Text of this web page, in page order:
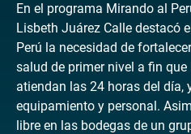
En el programa Mirando al
Lisbeth Juárez Calle destacó
Perú la necesidad de
salud de primer nivel a fin
atiendan las 24 horas del día,
equipamiento y personal.
libre en las bodegas de un